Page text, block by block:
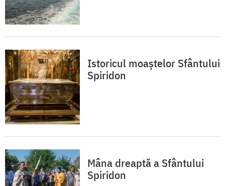
Istoricul moaștelor Sfântului
Spiridon
Mâna dreaptă a Sfântului
Spiridon